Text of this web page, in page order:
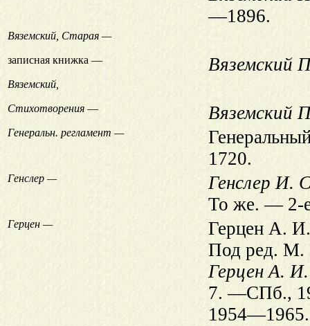
—1896.
Вяземский, Старая —
записная книжка — Вяземский
Вяземский,
Стихотворения — Вяземский
Генеральн. регламент —
1720.
Генслер —
Генслер И.
То же. — 2-
Герцен —
Герцен А.
Под ред.
Герцен А. И.
7. —СПб.,
1954—1965.